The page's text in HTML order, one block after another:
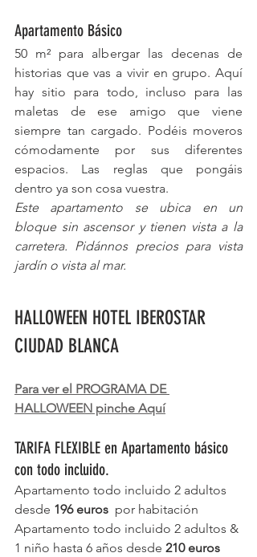
Apartamento Básico
50 m² para albergar las decenas de
historias que vas a vivir en grupo. Aquí
hay sitio para todo, incluso para las
maletas de ese amigo que viene
siempre tan cargado. Podéis moveros
cómodamente por sus diferentes
espacios. Las reglas que pongáis
dentro ya son cosa vuestra.
Este apartamento se ubica en un
bloque sin ascensor y tienen vista a la
carretera. Pidánnos precios para vista
jardín o vista al mar.
HALLOWEEN HOTEL IBEROSTAR
CIUDAD BLANCA
Para ver el PROGRAMA DE
HALLOWEEN pinche Aquí
TARIFA FLEXIBLE en Apartamento básico
con todo incluido.
Apartamento todo incluido 2 adultos
desde 196 euros por habitación
Apartamento todo incluido 2 adultos &
1 niño hasta 6 años desde 210 euros